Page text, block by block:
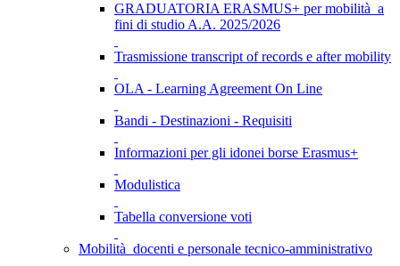
GRADUATORIA ERASMUS+ per mobilità a
fini di studio A.A. 2025/2026
Trasmissione transcript of records e after mobility
OLA - Learning Agreement On Line
Bandi - Destinazioni - Requisiti
Informazioni per gli idonei borse Erasmus+
Modulistica
Tabella conversione voti
Mobilità docenti e personale tecnico-amministrativo